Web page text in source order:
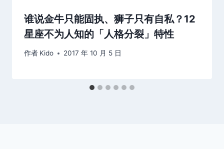
谁说金牛只能固执、狮子只有自私？12
星座不为人知的「人格分裂」特性
作者 Kido 2017 年 10 月 5 日